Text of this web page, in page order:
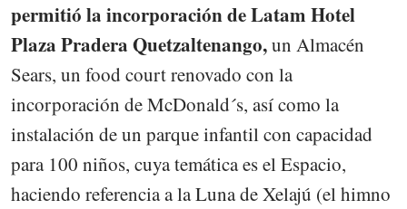
permitió la incorporación de Latam Hotel
Plaza Pradera Quetzaltenango,un Almacén
Sears, un food court renovado con la
incorporación de McDonald´s, así como la
instalación de un parque infantil con capacidad
para 100 niños, cuya temática es el Espacio,
haciendo referencia a la Luna de Xelajú (el himno